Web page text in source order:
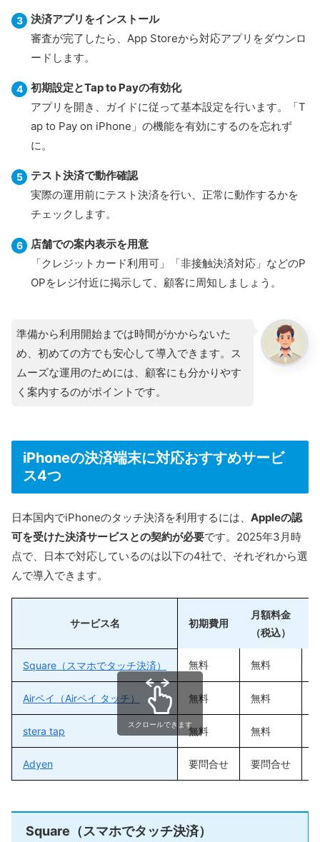
決済アプリをインストール
審査が完了したら、App Storeから対応アプリをダウンロ
ードします。
初期設定とTap to Payの有効化
アプリを開き、ガイドに従って基本設定を行います。「T
ap to Pay on iPhone」の機能を有効にするのを忘れず
に。
テスト決済で動作確認
実際の運用前にテスト決済を行い、正常に動作するかを
チェックします。
店舗での案内表示を用意
「クレジットカード利用可」「非接触決済対応」などのP
OPをレジ付近に掲示して、顧客に周知しましょう。
準備から利用開始までは時間がかからないた
め、初めての方でも安心して導入できます。ス
ムーズな運用のためには、顧客にも分かりやす
く案内するのがポイントです。
iPhoneの決済端末に対応おすすめサービ
ス4つ
日本国内でiPhoneのタッチ決済を利用するには、 Appleの認
可を受けた決済サービスとの契約が必要です。2025年3月時
点で、日本で対応しているのは以下の4社で、それぞれから選
んで導入できます。
サービス名 初期費用
月額料金
（税込）
Square（スマホでタッチ決済） 無料 無料
Airペイ（Airペイ タッチ） 無料 無料
stera tap 無料 無料
Adyen 要問合せ 要問合せ
スクロールできます
Square（スマホでタッチ決済）